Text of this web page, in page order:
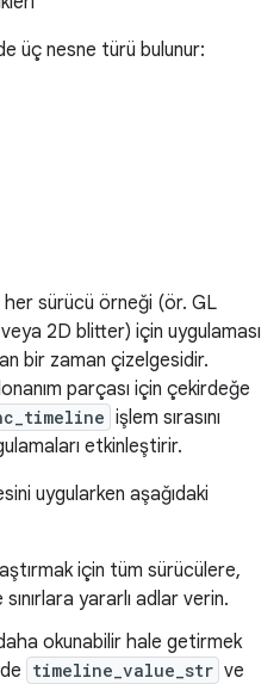
üç nesne türü bulunur:
her sürücü örneği (ör. GL
2D blitter) için uygulaması
bir zaman çizelgesidir.
parçası için çekirdeğe
işlem sırasını
etkinleştirir.
uygularken aşağıdaki
için tüm sürücülere,
yararlı adlar verin.
daha okunabilir hale getirmek
timeline_value_str ve